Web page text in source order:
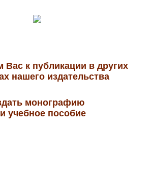
Вас к публикации в других
нашего издательства
монографию
учебное пособие